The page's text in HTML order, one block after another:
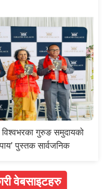
विश्वभरका गुरुङ समुदायको
पुस्तक सार्वजनिक
वेबसाइटहरु